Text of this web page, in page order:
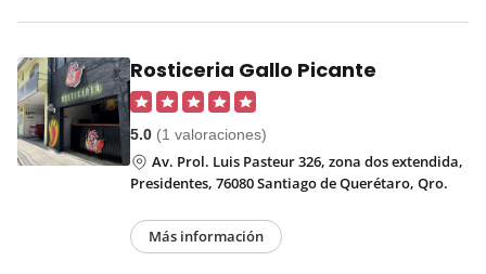
Rosticeria Gallo Picante
5.0 (1 valoraciones)
Av. Prol. Luis Pasteur 326, zona dos extendida,
Presidentes, 76080 Santiago de Querétaro, Qro.
Más información